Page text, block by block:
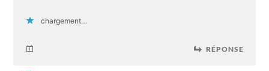
chargement…
RÉPONSE